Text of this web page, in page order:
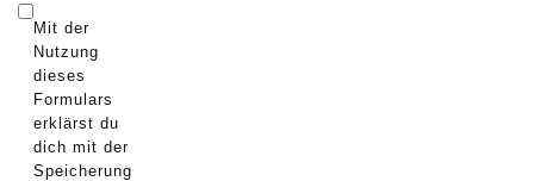
Mit der
Nutzung
dieses
Formulars
erklärst du
dich mit der
Speicherung